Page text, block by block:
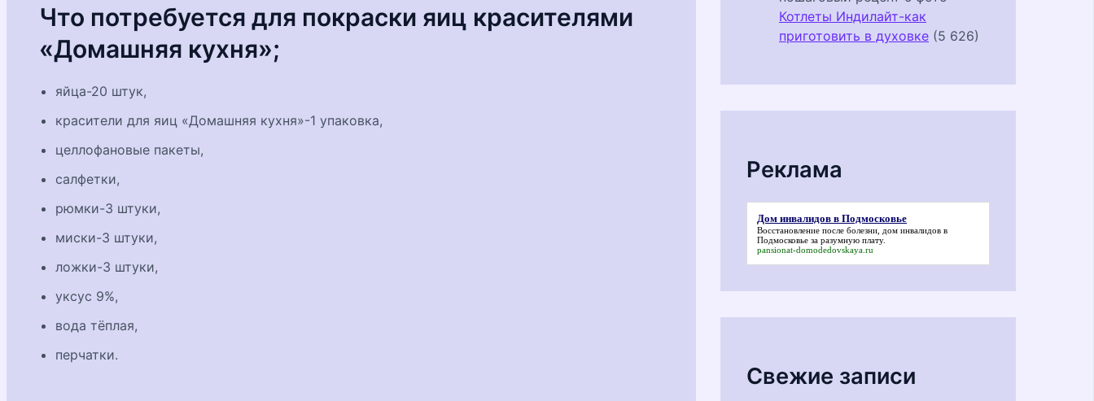
Что потребуется для покраски яиц красителями
«Домашняя кухня»;
яйца-20 штук,
красители для яиц «Домашняя кухня»-1 упаковка,
целлофановые пакеты,
салфетки,
рюмки-3 штуки,
миски-3 штуки,
ложки-3 штуки,
уксус 9%,
вода тёплая,
перчатки.
Котлеты Индилайт-как
приготовить в духовке (5 626)
Реклама
Дом инвалидов в Подмосковье
Восстановление после болезни, дом инвалидов в
Подмосковье за разумную плату.
pansionat-domodedovskaya.ru
Свежие записи